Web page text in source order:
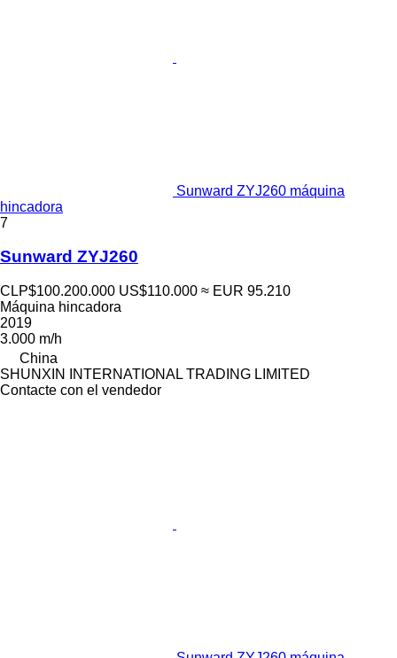
Sunward ZYJ260 máquina
hincadora
7
Sunward ZYJ260
CLP$100.200.000 US$110.000 ≈ EUR 95.210
Máquina hincadora
2019
3.000 m/h
China
SHUNXIN INTERNATIONAL TRADING LIMITED
Contacte con el vendedor